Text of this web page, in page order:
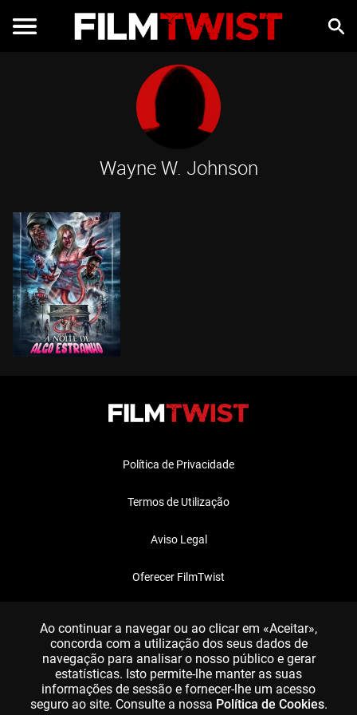
Wayne W. Johnson
Política de Privacidade
Termos de Utilização
Aviso Legal
Oferecer FilmTwist
Ao continuar a navegar ou ao clicar em «Aceitar»,
concorda com a utilização dos seus dados de
navegação para analisar o nosso público e gerar
estatísticas. Isto permite-lhe manter as suas
informações de sessão e fornecer-lhe um acesso
seguro ao site. Consulte a nossa Política de Cookies.